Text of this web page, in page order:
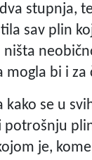
stupnja,
sav plin
mogla bi i
kako se u
je,